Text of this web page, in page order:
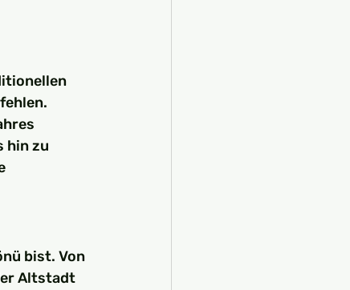
hin zu
bist. Von
Altstadt